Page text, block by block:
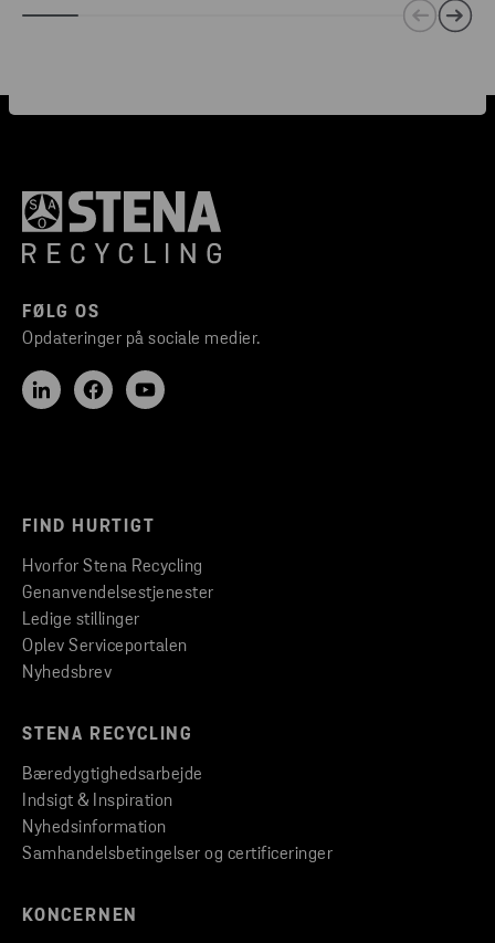
FØLG OS
Opdateringer på sociale medier.
FIND HURTIGT
Hvorfor Stena Recycling
Genanvendelsestjenester
Ledige stillinger
Oplev Serviceportalen
Nyhedsbrev
STENA RECYCLING
Bæredygtighedsarbejde
Indsigt & Inspiration
Nyhedsinformation
Samhandelsbetingelser og certificeringer
KONCERNEN